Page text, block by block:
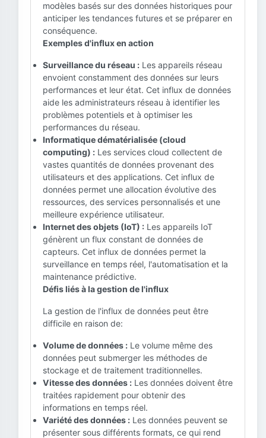
modèles basés sur des données historiques pour
anticiper les tendances futures et se préparer en
conséquence.
Exemples d'influx en action
Surveillance du réseau : Les appareils réseau
envoient constamment des données sur leurs
performances et leur état. Cet influx de données
aide les administrateurs réseau à identifier les
problèmes potentiels et à optimiser les
performances du réseau.
Informatique dématérialisée (cloud
computing) : Les services cloud collectent de
vastes quantités de données provenant des
utilisateurs et des applications. Cet influx de
données permet une allocation évolutive des
ressources, des services personnalisés et une
meilleure expérience utilisateur.
Internet des objets (IoT) : Les appareils IoT
génèrent un flux constant de données de
capteurs. Cet influx de données permet la
surveillance en temps réel, l'automatisation et la
maintenance prédictive.
Défis liés à la gestion de l'influx
La gestion de l'influx de données peut être
difficile en raison de:
Volume de données : Le volume même des
données peut submerger les méthodes de
stockage et de traitement traditionnelles.
Vitesse des données : Les données doivent être
traitées rapidement pour obtenir des
informations en temps réel.
Variété des données : Les données peuvent se
présenter sous différents formats, ce qui rend